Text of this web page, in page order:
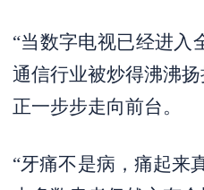
“当数字电视已经进入
通信行业被炒得沸沸
正一步步走向前台。
“牙痛不是病，痛起来